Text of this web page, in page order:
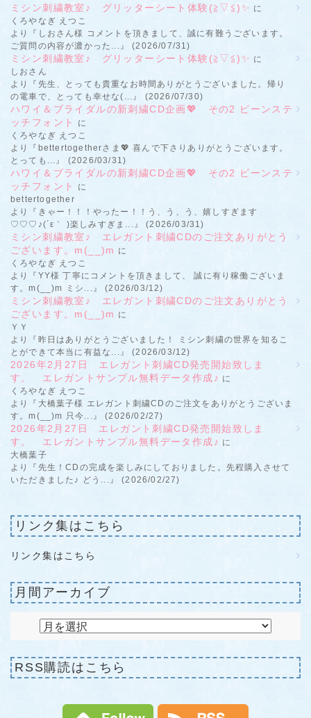
ミシン刺繍教室♪ グリッターシート体験(≧▽≦)✨ に
くろやなぎ えつこ
より『しおさん様 コメントを頂きまして、誠に有難うございます。
ご質問の内容が濃かった...』 (2026/07/31)
ミシン刺繍教室♪ グリッターシート体験(≧▽≦)✨ に
しおさん
より『先生、とっても貴重なお時間ありがとうございました。帰り
の電車で、とっても幸せな(...』 (2026/07/30)
ハワイ＆ブライダルの新刺繍CD企画💖 その2 ビーンステ
ッチフォント
に
くろやなぎ えつこ
より『bettertogetherさま💖 喜んで下さりありがとうございます。
とっても...』 (2026/03/31)
ハワイ＆ブライダルの新刺繍CD企画💖 その2 ビーンステ
ッチフォント
に
bettertogether
より『きゃー！！！やったー！！う、う、う、嬉しすぎます
♡♡♡♪(´ε｀ )楽しみすぎま...』 (2026/03/31)
ミシン刺繍教室♪ エレガント刺繍CDのご注文ありがとう
ございます。m(__)m に
くろやなぎ えつこ
より『YY様 丁寧にコメントを頂きまして、 誠に有り稼働ございま
す。m(__)m ミシ...』 (2026/03/12)
ミシン刺繍教室♪ エレガント刺繍CDのご注文ありがとう
ございます。m(__)m に
ＹＹ
より『昨日はありがとうございました！ ミシン刺繍の世界を知るこ
とができて本当に有益な...』 (2026/03/12)
2026年2月27日 エレガント刺繍CD発売開始致しま
す。 エレガントサンプル無料データ作成♪ に
くろやなぎ えつこ
より『大橋葉子様 エレガント刺繍CDのご注文をありがとうございま
す。m(__)m 只今...』 (2026/02/27)
2026年2月27日 エレガント刺繍CD発売開始致しま
す。 エレガントサンプル無料データ作成♪ に
大橋葉子
より『先生！CDの完成を楽しみにしておりました。先程購入させて
いただきました♪ どう...』 (2026/02/27)
リンク集はこちら
リンク集はこちら
月間アーカイブ
RSS購読はこちら